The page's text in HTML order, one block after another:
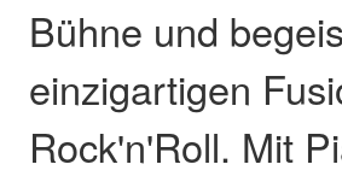
Bühne und
einzigartigen
Rock'n'Roll. Mit